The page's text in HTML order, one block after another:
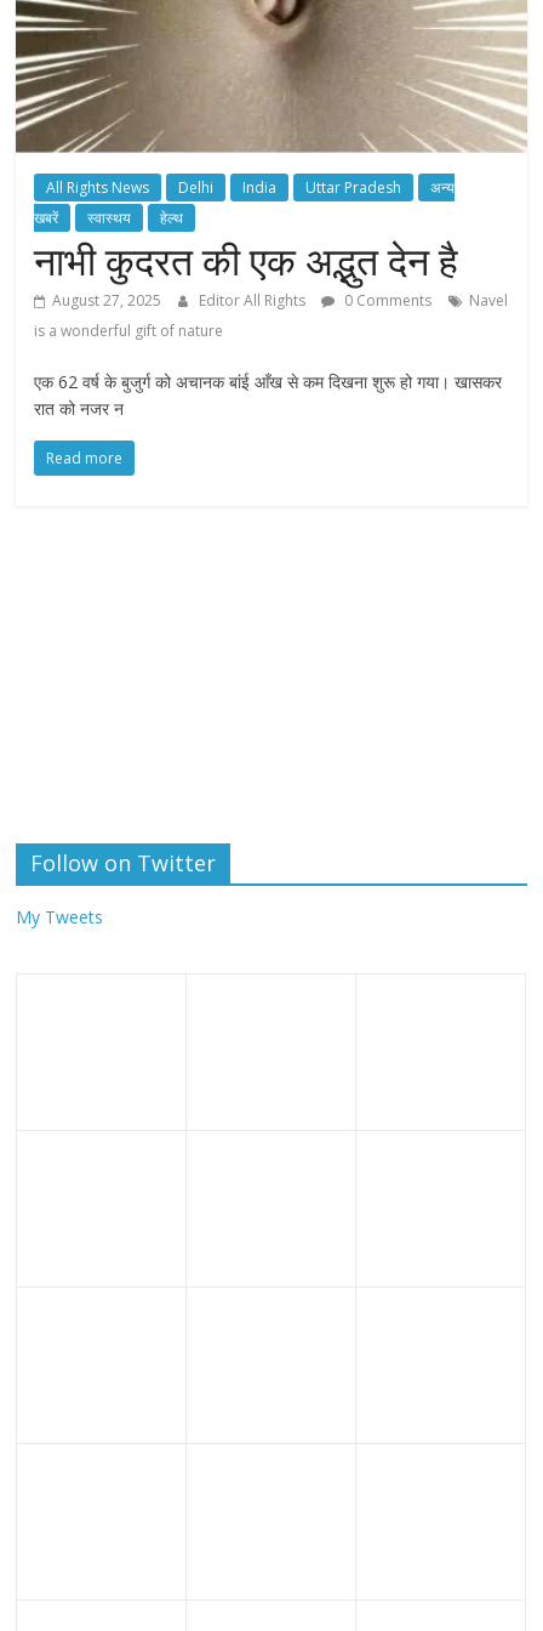
All Rights News Delhi India Uttar Pradesh
अन्य
खबरें
स्वास्थय हेल्थ
नाभी कुदरत की एक अद्भुत देन है
August 27, 2025 Editor All Rights 0 Comments
Navel
is a wonderful gift of nature
एक 62 वर्ष के बुजुर्ग को अचानक बांई आँख से कम दिखना शुरू हो गया। खासकर
रात को नजर न
Read more
Follow on Twitter
My Tweets